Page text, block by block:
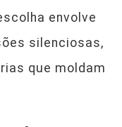
envolve
silenciosas,
que moldam